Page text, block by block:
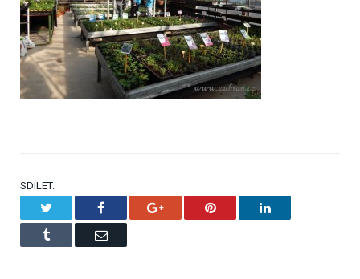
SDÍLET.
Facebook Google+ Pinterest LinkedIn
Tumblr Email